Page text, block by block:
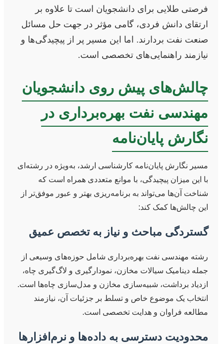
فرصتی طلایی برای دانشجویان است تا علاوه بر
ارتقای دانش فردی، گامی مؤثر در جهت حل مسائل
صنعت نفت بردارند. اما این مسیر پر از پیچیدگی‌ها و
نیازمند راهنمایی‌های تخصصی است.
چالش‌های پیش روی دانشجویان
مهندسی نفت بهره‌برداری در
نگارش پایان‌نامه
مسیر نگارش پایان‌نامه کارشناسی ارشد، به‌ویژه در رشته‌ای
با این میزان پیچیدگی، با موانع متعددی همراه است که
شناخت آن‌ها می‌تواند به برنامه‌ریزی بهتر و عبور موفق‌تر از
این چالش‌ها کمک کند:
گستردگی مباحث و نیاز به تخصص عمیق
رشته مهندسی نفت بهره‌برداری شامل حوزه‌های وسیعی از
جمله دینامیک سیالات مخازن، نمودارگیری و لاگ‌گیری چاه،
ازدیاد برداشت، شبیه‌سازی مخازن و مدل‌سازی چاه‌ها است.
انتخاب یک موضوع خاص و تسلط بر جزئیات آن، نیازمند
مطالعه فراوان و هدایت تخصصی است.
محدودیت دسترسی به داده‌ها و نرم‌افزارها